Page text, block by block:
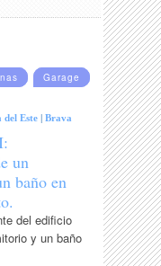
Garage
del Este |Brava
un
baño en
del edificio
y un baño